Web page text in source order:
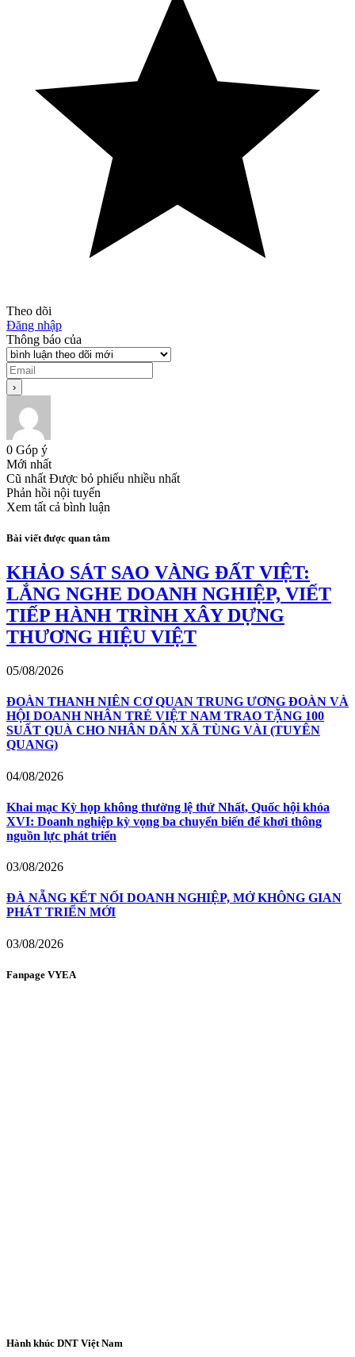
Theo dõi
Đăng nhập
Thông báo của
0 Góp ý
Mới nhất
Cũ nhất Được bỏ phiếu nhiều nhất
Phản hồi nội tuyến
Xem tất cả bình luận
Bài viết được quan tâm
KHẢO SÁT SAO VÀNG ĐẤT VIỆT:
LẮNG NGHE DOANH NGHIỆP, VIẾT
TIẾP HÀNH TRÌNH XÂY DỰNG
THƯƠNG HIỆU VIỆT
05/08/2026
ĐOÀN THANH NIÊN CƠ QUAN TRUNG ƯƠNG ĐOÀN VÀ
HỘI DOANH NHÂN TRẺ VIỆT NAM TRAO TẶNG 100
SUẤT QUÀ CHO NHÂN DÂN XÃ TÙNG VÀI (TUYÊN
QUANG)
04/08/2026
Khai mạc Kỳ họp không thường lệ thứ Nhất, Quốc hội khóa
XVI: Doanh nghiệp kỳ vọng ba chuyển biến để khơi thông
nguồn lực phát triển
03/08/2026
ĐÀ NẴNG KẾT NỐI DOANH NGHIỆP, MỞ KHÔNG GIAN
PHÁT TRIỂN MỚI
03/08/2026
Fanpage VYEA
Hành khúc DNT Việt Nam